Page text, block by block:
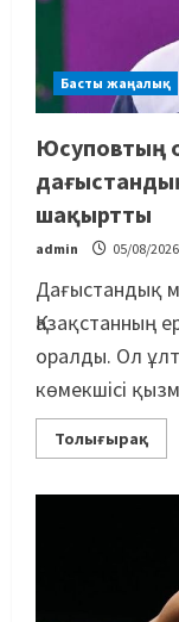
Басты жаңалық
Юсуповтың
шақыртты
admin 05/08/2026
Дағыстандық
Қазақстанның
оралды. Ол
көмекшісі
Толығырақ